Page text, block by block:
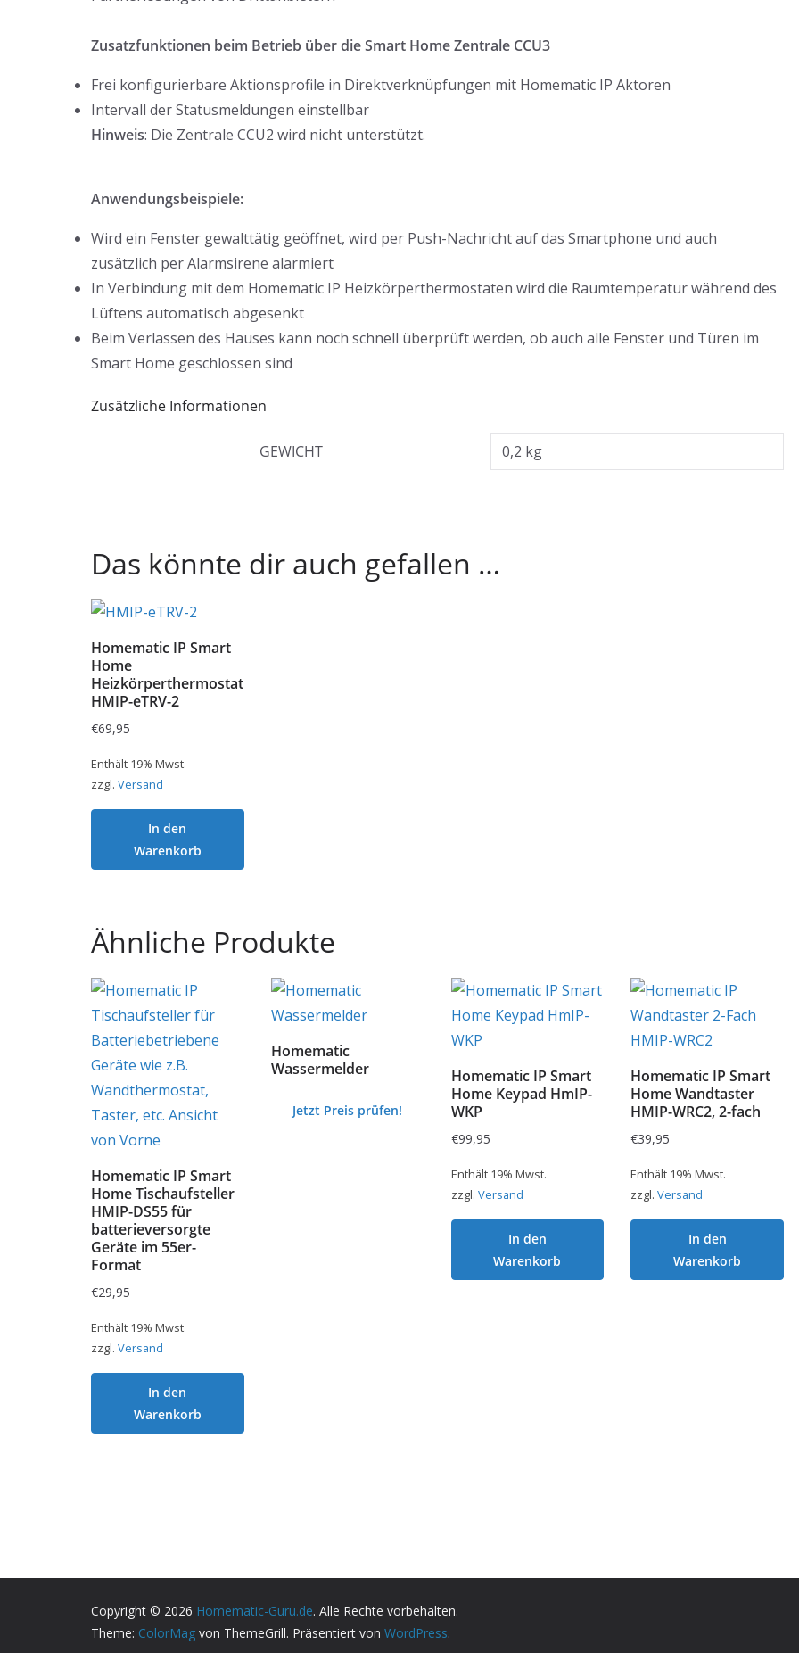
Zusatzfunktionen beim Betrieb über die Smart Home Zentrale CCU3
Frei konfigurierbare Aktionsprofile in Direktverknüpfungen mit Homematic IP Aktoren
Intervall der Statusmeldungen einstellbar
Hinweis: Die Zentrale CCU2 wird nicht unterstützt.
Anwendungsbeispiele:
Wird ein Fenster gewalttätig geöffnet, wird per Push-Nachricht auf das Smartphone und auch
zusätzlich per Alarmsirene alarmiert
In Verbindung mit dem Homematic IP Heizkörperthermostaten wird die Raumtemperatur während des
Lüftens automatisch abgesenkt
Beim Verlassen des Hauses kann noch schnell überprüft werden, ob auch alle Fenster und Türen im
Smart Home geschlossen sind
Zusätzliche Informationen
GEWICHT 0,2 kg
Das könnte dir auch gefallen …
Homematic IP Smart
Home
Heizkörperthermostat
HMIP-eTRV-2
€69,95
Enthält 19% Mwst.
zzgl. Versand
In den
Warenkorb
Ähnliche Produkte
Homematic IP Smart
Home Tischaufsteller
HMIP-DS55 für
batterieversorgte
Geräte im 55er-
Format
€29,95
Enthält 19% Mwst.
zzgl. Versand
In den
Warenkorb
Homematic
Wassermelder
Jetzt Preis prüfen!
Homematic IP Smart
Home Keypad HmIP-
WKP
€99,95
Enthält 19% Mwst.
zzgl. Versand
In den
Warenkorb
Homematic IP Smart
Home Wandtaster
HMIP-WRC2, 2-fach
€39,95
Enthält 19% Mwst.
zzgl.Versand
In den
Warenkorb
Copyright © 2026 Homematic-Guru.de. Alle Rechte vorbehalten.
Theme: ColorMag von ThemeGrill. Präsentiert von WordPress.